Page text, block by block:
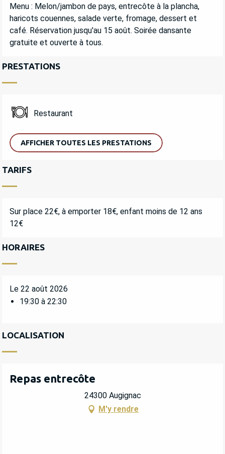
Menu : Melon/jambon de pays, entrecôte à la plancha,
haricots couennes, salade verte, fromage, dessert et
café. Réservation jusqu'au 15 août. Soirée dansante
gratuite et ouverte à tous.
PRESTATIONS
Restaurant
AFFICHER TOUTES LES PRESTATIONS
TARIFS
Sur place 22€, à emporter 18€, enfant moins de 12 ans
12€
HORAIRES
Le 22 août 2026
19:30 à 22:30
LOCALISATION
Repas entrecôte
24300 Augignac
M'y rendre